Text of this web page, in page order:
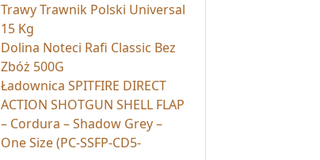
Trawy Trawnik Polski Universal
15 Kg
Dolina Noteci Rafi Classic Bez
Zbóż 500G
Ładownica SPITFIRE DIRECT
ACTION SHOTGUN SHELL FLAP
– Cordura – Shadow Grey –
One Size (PC-SSFP-CD5-